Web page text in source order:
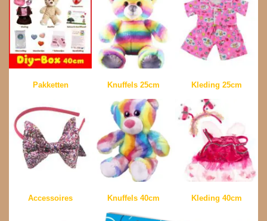
Pakketten Knuffels 25cm Kleding 25cm
Accessoires Knuffels 40cm Kleding 40cm